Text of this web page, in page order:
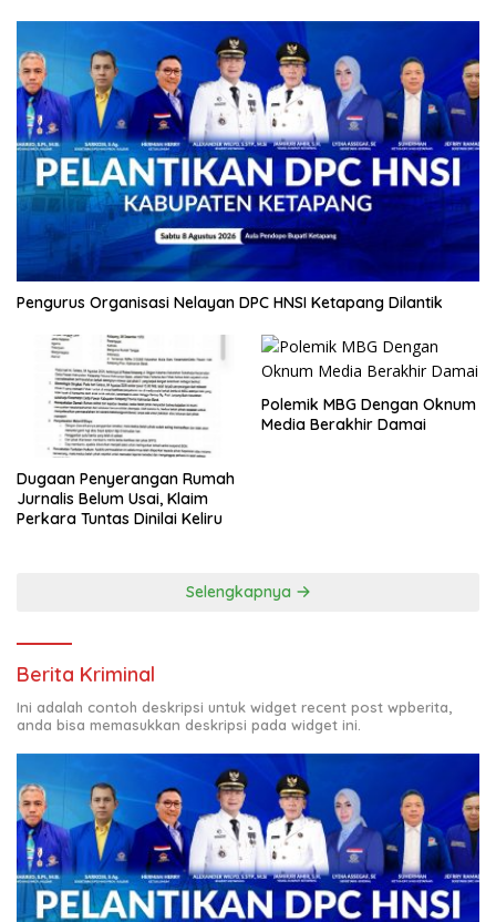
Pengurus Organisasi Nelayan DPC HNSI Ketapang Dilantik
Dugaan Penyerangan Rumah
Jurnalis Belum Usai, Klaim
Perkara Tuntas Dinilai Keliru
Polemik MBG Dengan Oknum
Media Berakhir Damai
Selengkapnya
Berita Kriminal
Ini adalah contoh deskripsi untuk widget recent post wpberita,
anda bisa memasukkan deskripsi pada widget ini.